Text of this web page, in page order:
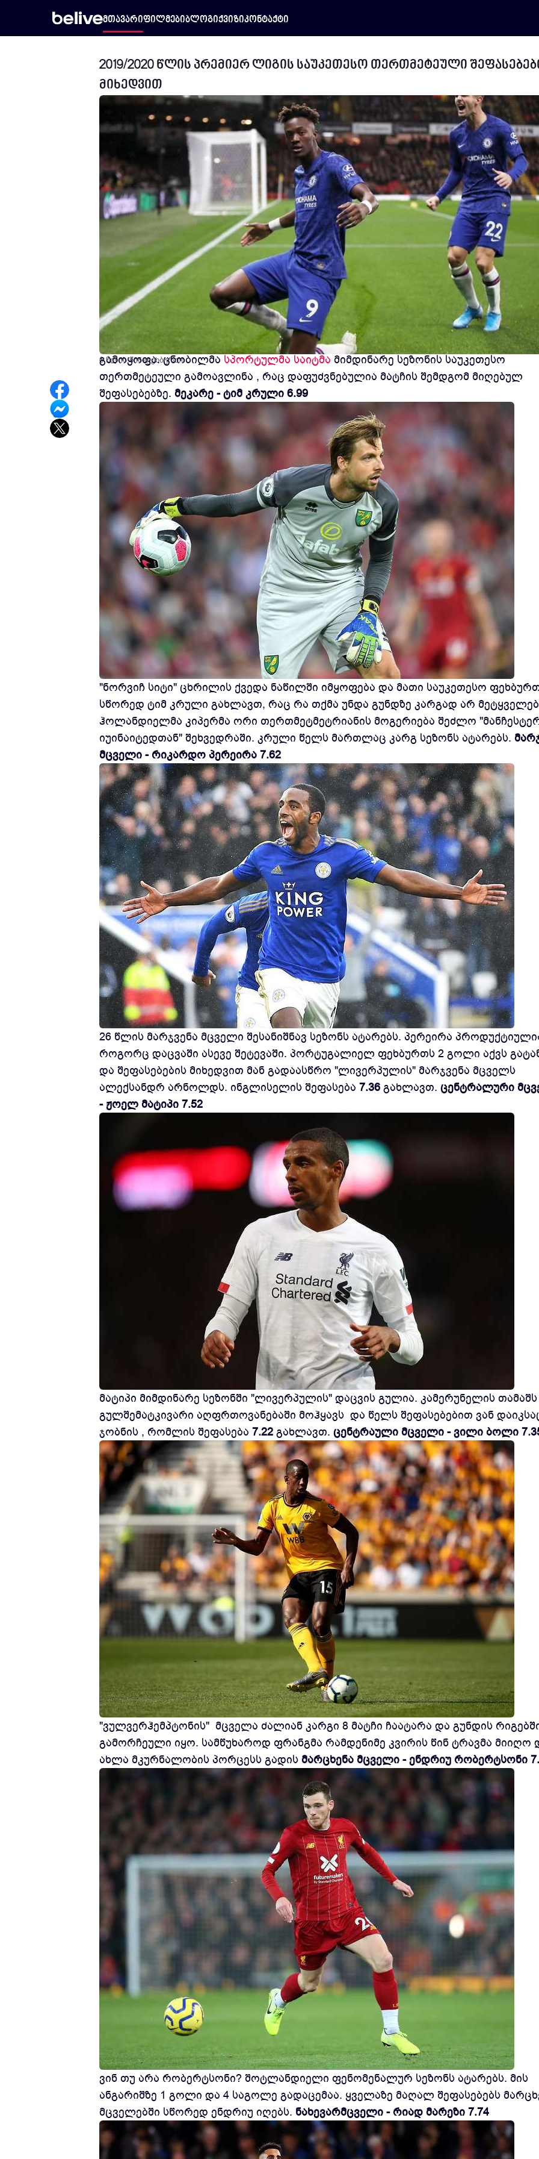
მთავარიფილმებიბლოგიქვიზიკონტაქტი
2019/2020 წლის პრემიერ ლიგის საუკეთესო თერთმეტეული
მიხედვით
6 წლის წინ ფეხბურთი
სეზონის მესამედი უკვე გასულია და შესაძლებელია სხვადასხვა მოთამაშეების
გამოყოფა. ცნობილმა სპორტულმა საიტმა მიმდინარე სეზონის საუკეთესო
თერთმეტეული გამოავლინა , რაც დაფუძვნებულია მატჩის შემდგომ მიღებულ
შეფასებებზე. მეკარე - ტიმ კრული 6.99
"ნორვიჩ სიტი" ცხრილის ქვედა ნაწილში იმყოფება და მათი საუკეთესო
სწორედ ტიმ კრული გახლავთ, რაც რა თქმა უნდა გუნდზე კარგად არ
ჰოლანდიელმა კიპერმა ორი თერთმეტმეტრიანის მოგერიება შეძლო
იუინაიტედთან" შეხვედრაში. კრული წელს მართლაც კარგ სეზონს ატარებს.
მცველი - რიკარდო პერეირა 7.62
26 წლის მარჯვენა მცველი შესანიშნავ სეზონს ატარებს. პერეირა
როგორც დაცვაში ასევე შეტევაში. პორტუგალიელ ფეხბურთს 2 გოლი აქვს
და შეფასებების მიხედვით მან გადაასწრო "ლივერპულის" მარჯვენა მცველს
ალექსანდრ არნოლდს. ინგლისელის შეფასება 7.36გახლავთ. ცენტრალური
- ჟოელ მატიპი 7.52
მატიპი მიმდინარე სეზონში "ლივერპულის" დაცვის გულია. კამერუნელის თამაშს
გულშემატკივარი აღფრთოვანებაში მოჰყავს და წელს შეფასებებით ვან
ჯობნის , რომლის შეფასება 7.22 გახლავთ. ცენტრაული მცველი - ვილი ბოლი
"ვულვერჰემპტონის" მცველა ძალიან კარგი 8 მატჩი ჩაატარა და გუნდის
გამორჩეული იყო. სამწუხაროდ ფრანგმა რამდენიმე კვირის წინ ტრავმა მიიღო
ახლა მკურნალობის პორცესს გადის მარცხენა მცველი - ენდრიუ რობერტსონი
ვინ თუ არა რობერტსონი? შოტლანდიელი ფენომენალურ სეზონს ატარებს. მის
ანგარიშზე 1 გოლი და 4 საგოლე გადაცემაა. ყველაზე მაღალ შეფასებებს
მცველებში სწორედ ენდრიუ იღებს. ნახევარმცველი - რიად მარეზი 7.74